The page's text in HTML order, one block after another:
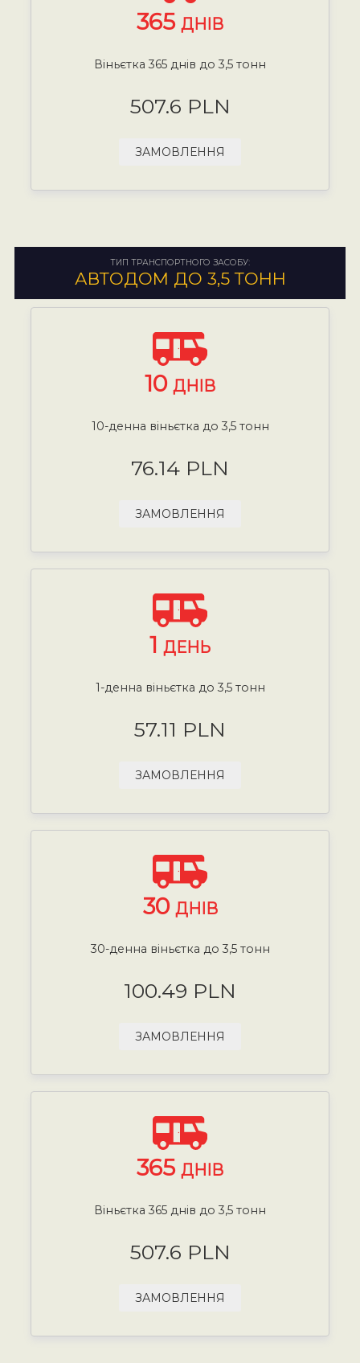
365 ДНІВ
Віньєтка 365 днів до 3,5 тонн
507.6 PLN
ЗАМОВЛЕННЯ
ТИП ТРАНСПОРТНОГО ЗАСОБУ:
АВТОДОМ ДО 3,5 ТОНН
10 ДНІВ
10-денна віньєтка до 3,5 тонн
76.14 PLN
ЗАМОВЛЕННЯ
1 ДЕНЬ
1-денна віньєтка до 3,5 тонн
57.11 PLN
ЗАМОВЛЕННЯ
30 ДНІВ
30-денна віньєтка до 3,5 тонн
100.49 PLN
ЗАМОВЛЕННЯ
365 ДНІВ
Віньєтка 365 днів до 3,5 тонн
507.6 PLN
ЗАМОВЛЕННЯ